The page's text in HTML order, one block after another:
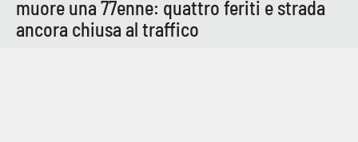
muore una 77enne: quattro feriti e strada
ancora chiusa al traffico